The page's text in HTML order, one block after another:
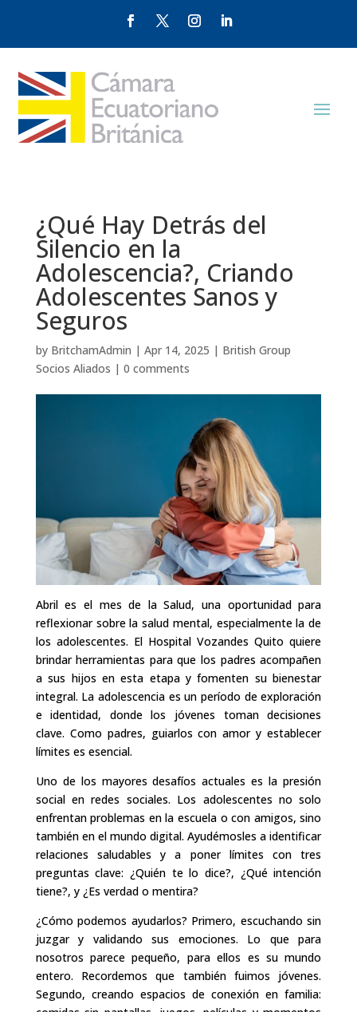
¿Qué Hay Detrás del
Silencio en la
Adolescencia?, Criando
Adolescentes Sanos y
Seguros
by BritchamAdmin | Apr 14, 2025 | British Group
Socios Aliados | 0 comments
Abril es el mes de la Salud, una oportunidad para
reflexionar sobre la salud mental, especialmente la de
los adolescentes. El Hospital Vozandes Quito quiere
brindar herramientas para que los padres acompañen
a sus hijos en esta etapa y fomenten su bienestar
integral. La adolescencia es un período de exploración
e identidad, donde los jóvenes toman decisiones
clave. Como padres, guiarlos con amor y establecer
límites es esencial.
Uno de los mayores desafíos actuales es la presión
social en redes sociales. Los adolescentes no solo
enfrentan problemas en la escuela o con amigos, sino
también en el mundo digital. Ayudémosles a identificar
relaciones saludables y a poner límites con tres
preguntas clave: ¿Quién te lo dice?, ¿Qué intención
tiene?, y ¿Es verdad o mentira?
¿Cómo podemos ayudarlos? Primero, escuchando sin
juzgar y validando sus emociones. Lo que para
nosotros parece pequeño, para ellos es su mundo
entero. Recordemos que también fuimos jóvenes.
Segundo, creando espacios de conexión en familia: